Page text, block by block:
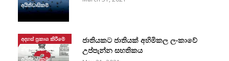
අයිතිවාසිකම්
අදහස් ප්‍රකාශ කිරීමේ
නිදහස සහ මූලික
අයිතිවාසිකම්
ජාතියකට ජාතියක් අහිමිකල ලංකාවේ
උප්පැන්න සහතිකය